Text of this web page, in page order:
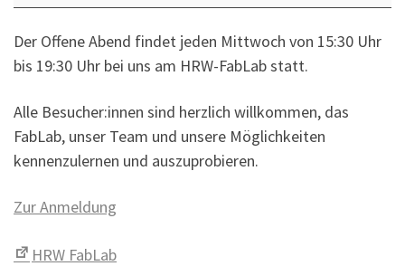
Der Offene Abend findet jeden Mittwoch von 15:30 Uhr
bis 19:30 Uhr bei uns am HRW-FabLab statt.
Alle Besucher:innen sind herzlich willkommen, das
FabLab, unser Team und unsere Möglichkeiten
kennenzulernen und auszuprobieren.
Zur Anmeldung
HRW FabLab